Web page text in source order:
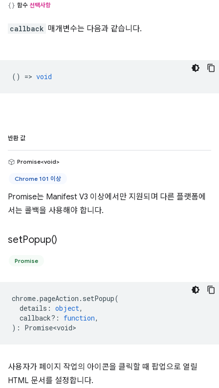
함수 선택사항
callback 매개변수는 다음과 같습니다.
() => void
반환 값
Promise<void>
Chrome 101 이상
Promise는 Manifest V3 이상에서만 지원되며 다른 플랫폼에
서는 콜백을 사용해야 합니다.
setPopup()
Promise
chrome.pageAction . setPopup(
details : object,
callback? : function,
) : Promise<void>
사용자가 페이지 작업의 아이콘을 클릭할 때 팝업으로 열릴
HTML 문서를 설정합니다.